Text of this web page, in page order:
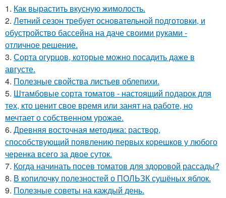
1. Как вырастить вкусную жимолость.
2. Летний сезон требует основательной подготовки, и
обустройство бассейна на даче своими руками -
отличное решение.
3. Сорта огурцов, которые можно посадить даже в
августе.
4. Полезные свойства листьев облепихи.
5. Штамбовые сорта томатов - настоящий подарок для
тех, кто ценит свое время или занят на работе, но
мечтает о собственном урожае.
6. Древняя восточная методика: раствор,
способствующий появлению первых корешков у любого
черенка всего за двое суток.
7. Когда начинать посев томатов для здоровой рассады?
8. В копилочку полезностей о ПОЛЬЗК сушёных яблок.
9. Полезные советы на каждый день.